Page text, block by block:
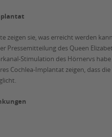
zeigen sie, was erreicht werden
Pressemitteilung des Queen
Stimulation des Hörnervs
Cochlea-Implantat zeigen, dass